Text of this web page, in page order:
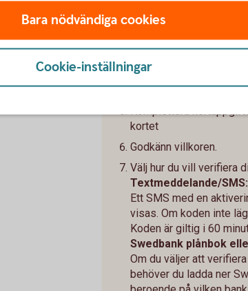
Öppna appen Wallet/
Tryck på "+" för att
Tryck på Bank- eller
Skanna eller lägg in
Komplettera
kortet
Godkänn villkoren.
Välj hur du vill verifiera
Textmeddelande/SMS:
Ett SMS med en
visas. Om koden inte
Koden är giltig i 60
Swedbank plånbok
Om du väljer att
behöver du ladda ner
Bara nödvändiga cookies
Cookie-inställningar